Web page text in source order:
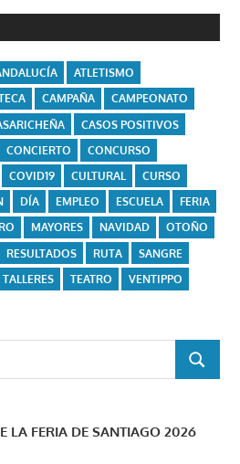
ATLETISMO
CAMPAÑA
CAMPEONATO
CASOS POSITIVOS
CONCIERTO
CONCURSO
COVID19 CULTURAL
CURSO
DÍA EMPLEO ESCUELA
FERIA
MAYORES NAVIDAD
OTOÑO
RESULTADOS RUTA
SANGRE
TALLERES TEATRO
VENTIPPO
BUSCAR
LA FERIA DE SANTIAGO 2026